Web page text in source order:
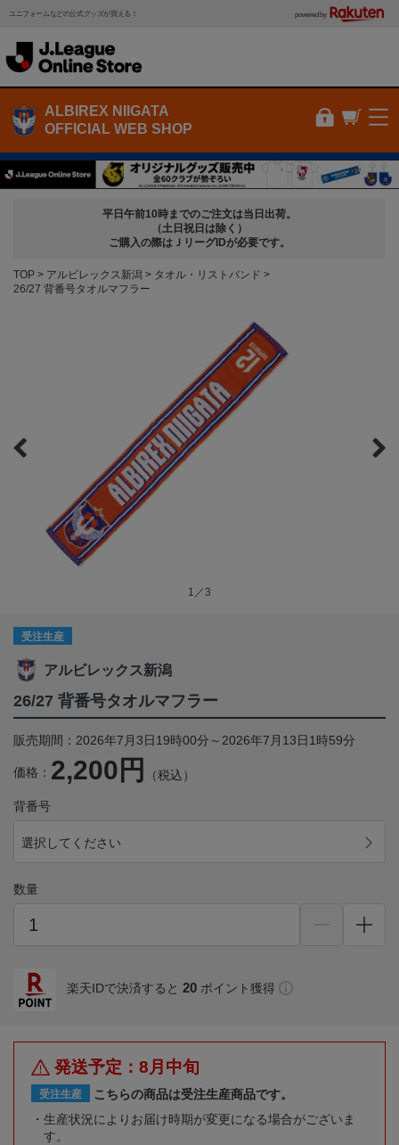
ユニフォームなどの公式グッズが買える！ powered by
ALBIREX NIIGATA
OFFICIAL WEB SHOP
平日午前10時までのご注文は当日出荷。
（土日祝日は除く）
ご購入の際はＪリーグIDが必要です。
TOP アルビレックス新潟
タオル・リストバンド
26/27 背番号タオルマフラー
1／3
受注生産
アルビレックス新潟
26/27 背番号タオルマフラー
販売期間：2026年7月3日19時00分～2026年7月13日1時59分
価格： 2,200円 （税込）
背番号
選択してください
数量
楽天IDで決済すると 20 ポイント獲得
発送予定：8月中旬
受注生産
こちらの商品は受注生産商品です。
生産状況によりお届け時期が変更になる場合がございま
す。